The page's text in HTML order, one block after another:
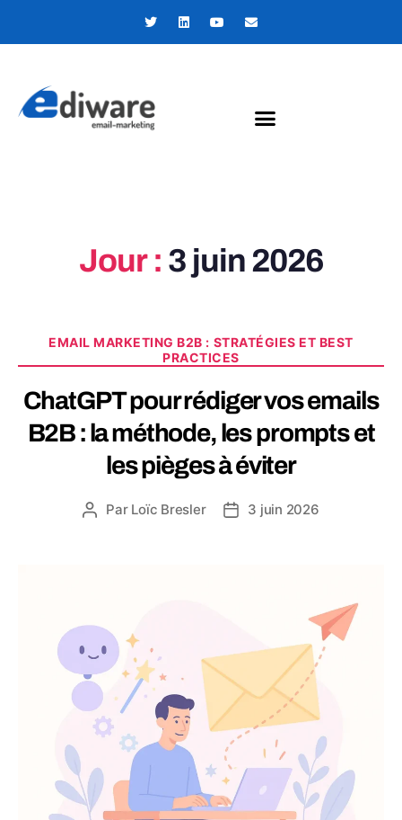
Jour : 3 juin 2026
EMAIL MARKETING B2B : STRATÉGIES ET BEST
PRACTICES
ChatGPT pour rédiger vos emails
B2B : la méthode, les prompts et
les pièges à éviter
Par Loïc Bresler 3 juin 2026